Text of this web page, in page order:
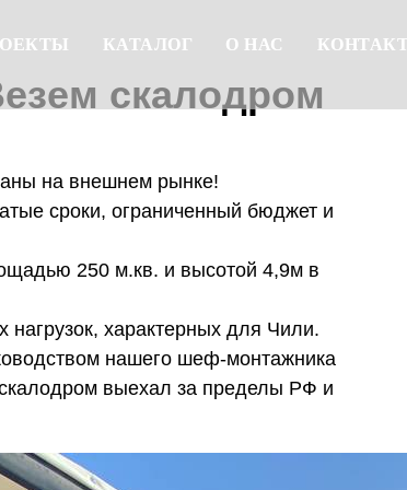
КАТАЛОГ О НАС
скалодром
на внешнем рынке!
сроки, ограниченный бюджет и
250 м.кв. и высотой 4,9м в
нагрузок, характерных для Чили.
нашего шеф-монтажника
выехал за пределы РФ и
КАТАЛОГ О НАС